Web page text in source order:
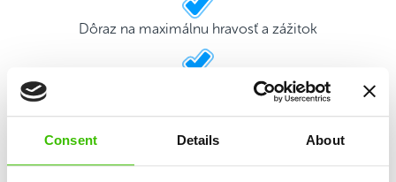
Consent Details About
Dôraz na maximálnu hravosť a zážitok
2 kvalifikovaní tréneri
Herný plán s motivačnými nálepkami